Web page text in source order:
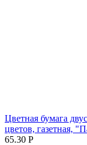
Цветная бумага
цветов, газетная,
65.30 Р